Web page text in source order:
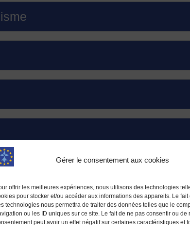
Gérer le consentement aux cookies
offrir les meilleures expériences, nous utilisons des technologies
pour stocker et/ou accéder aux informations des appareils. Le fait
technologies nous permettra de traiter des données telles que le
ou les ID uniques sur ce site. Le fait de ne pas consentir ou de
peut avoir un effet négatif sur certaines caractéristiques et